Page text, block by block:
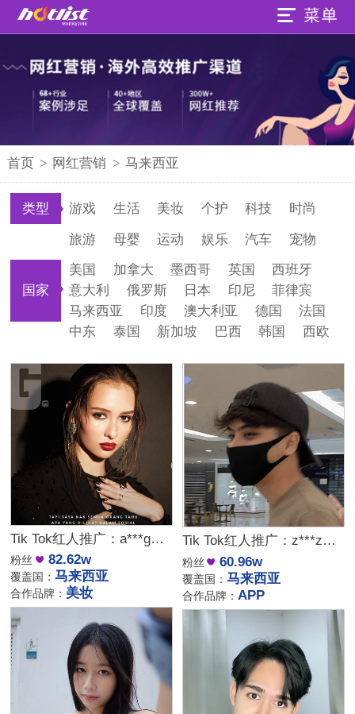
首页 > 网红营销 > 马来西亚
类型 游戏 生活 美妆 个护 科技 时尚
旅游 母婴 运动 娱乐 汽车 宠物
国家
美国 加拿大 墨西哥 英国
西班牙
意大利
俄罗斯 日本 印尼
菲律宾
马来西亚
印度 澳大利亚 德国
法国
中东
泰国 新加坡 巴西 韩国 西欧
Tik Tok红人推广：a***g｜马来西亚 颜值美女
粉丝 82.62w
覆盖国：马来西亚
合作品牌： 美妆
Tik Tok红人推广：z***z｜马来西亚 泛娱乐
粉丝 60.96w
覆盖国：马来西亚
合作品牌： APP